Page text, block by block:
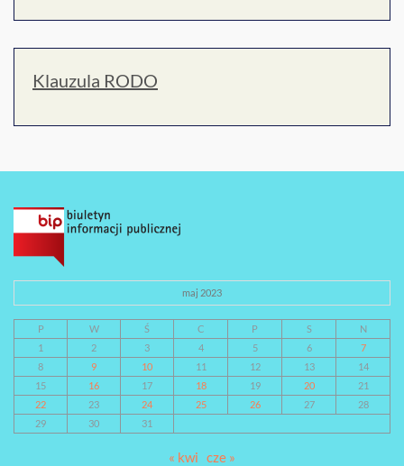
Klauzula RODO
maj 2023
P W Ś C P S
N
1
2 3 4 5 6
7
8
9 10 11 12 13
14
15
16 17 18 19 20
21
22
23 24 25 26 27
28
29
30 31
« kwi cze »